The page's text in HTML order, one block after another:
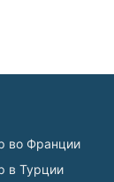
во Франции
в Турции